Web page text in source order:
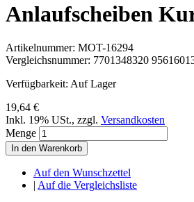
Anlaufscheiben
Artikelnummer: MOT-16294
Vergleichsnummer: 7701348320
Verfügbarkeit: Auf Lager
19,64 €
Inkl. 19% USt., zzgl. Versandkosten
Menge
In den Warenkorb
Auf den Wunschzettel
| Auf die Vergleichsliste